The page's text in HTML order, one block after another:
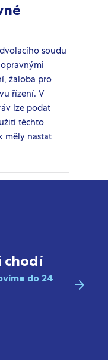
soudu
žaloba pro
řízení. V
lze podat
těchto
měly nastat
chodí
do 24